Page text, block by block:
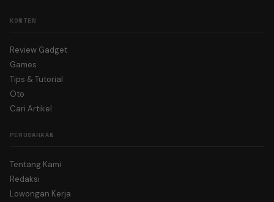
KONTEN
Review Gadget
Games
Tips & Tutorial
Oto
Cari Artikel
PERUSAHAAN
Tentang Kami
Redaksi
Lowongan Kerja